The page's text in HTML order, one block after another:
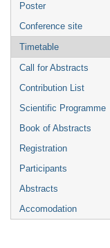
Poster
Conference site
Timetable
Call for Abstracts
Contribution List
Scientific Programme
Book of Abstracts
Registration
Participants
Abstracts
Accomodation